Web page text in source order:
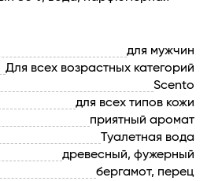
для мужчин
Для всех возрастных категорий
Scento
для всех типов кожи
приятный аромат
Туалетная вода
древесный, фужерный
бергамот, перец